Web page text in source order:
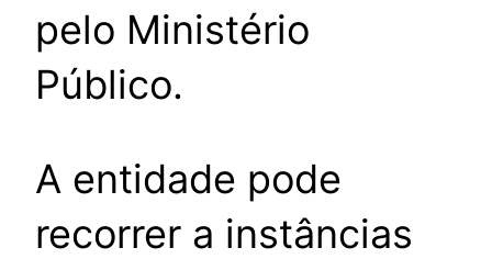
pelo Ministério
Público.
A entidade pode
recorrer a instâncias